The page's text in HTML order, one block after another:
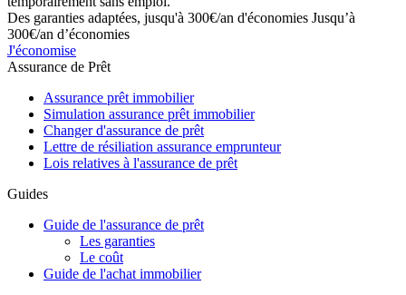
Des garanties adaptées, jusqu'à 300€/an d'économies Jusqu’à
300€/an d’économies
J'économise
Assurance de Prêt
Assurance prêt immobilier
Simulation assurance prêt immobilier
Changer d'assurance de prêt
Lettre de résiliation assurance emprunteur
Lois relatives à l'assurance de prêt
Guides
Guide de l'assurance de prêt
Les garanties
Le coût
Guide de l'achat immobilier